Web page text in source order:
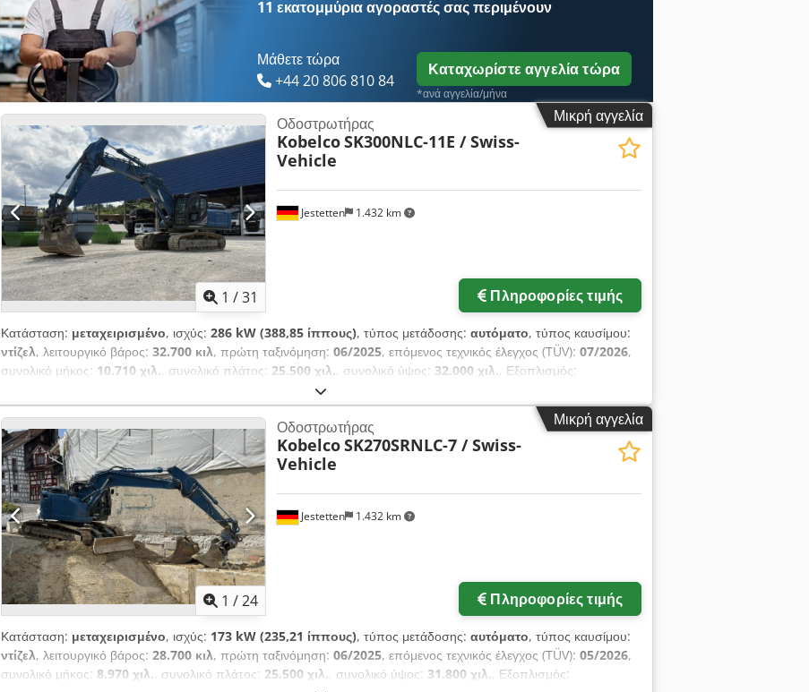
11 εκατομμύρια αγοραστέςσας περιμένουν
Μάθετε τώρα
+44 20 806 810 84
Καταχωρίστε αγγελία τώρα
*ανά αγγελία/μήνα
Μικρή αγγελία
1 /31
Jestetten 1.432 km
Οδοστρωτήρας
KobelcoSK300NLC-11E / Swiss-
Vehicle
Πληροφορίες τιμής
Κατάσταση: μεταχειρισμένο, ισχύς: 286 kW (388,85 ίππους), τύπος μετάδοσης: αυτόματο, τύπος καυσίμου:
ντίζελ, λειτουργικό βάρος: 32.700 κιλ, πρώτη ταξινόμηση: 06/2025, επόμενος τεχνικός έλεγχος (TÜV): 07/2026,
συνολικό μήκος: 10.710 χιλ., συνολικό πλάτος: 25.500 χιλ., συνολικό ύψος: 32.000 χιλ., Εξοπλισμός:
Μικρή αγγελία
1 /24
Jestetten 1.432 km
Οδοστρωτήρας
KobelcoSK270SRNLC-7 / Swiss-
Vehicle
Πληροφορίες τιμής
Κατάσταση: μεταχειρισμένο, ισχύς: 173 kW (235,21 ίππους), τύπος μετάδοσης: αυτόματο, τύπος καυσίμου:
ντίζελ, λειτουργικό βάρος: 28.700 κιλ, πρώτη ταξινόμηση: 06/2025, επόμενος τεχνικός έλεγχος (TÜV): 05/2026,
συνολικό μήκος: 8.970 χιλ., συνολικό πλάτος: 25.500 χιλ., συνολικό ύψος: 31.800 χιλ., Εξοπλισμός: